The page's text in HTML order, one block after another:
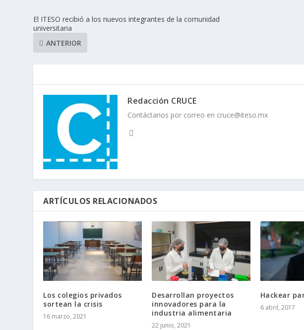
El ITESO recibió a los nuevos integrantes de la comunidad
universitaria
ANTERIOR
Redacción CRUCE
Contáctanos por correo en cruce@iteso.mx
ARTÍCULOS RELACIONADOS
Los colegios privados
sortean la crisis
16 marzo, 2021
Desarrollan proyectos
innovadores para la
industria alimentaria
22 junio, 2021
Hackear
6 abril, 2017